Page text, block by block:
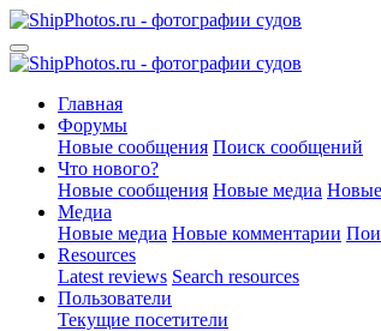
Главная
Форумы
Новые сообщения Поиск сообщений
Что нового?
Новые сообщения Новые медиа
Медиа
Новые медиа Новые комментарии
Resources
Latest reviews Search resources
Пользователи
Текущие посетители